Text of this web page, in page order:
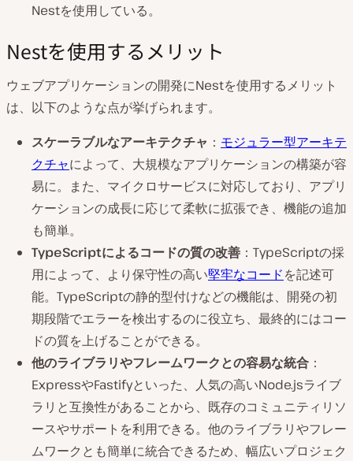
Nestを使用している。
Nestを使用するメリット
ウェブアプリケーションの開発にNestを使用するメリット
は、以下のような点が挙げられます。
スケーラブルなアーキテクチャ ： モジュラー型アーキテ
クチャによって、大規模なアプリケーションの構築が容
易に。また、マイクロサービスに対応しており、アプリ
ケーションの成長に応じて柔軟に拡張でき、機能の追加
も簡単。
TypeScriptによるコードの質の改善 ：TypeScriptの採
用によって、より保守性の高い堅牢なコードを記述可
能。TypeScriptの静的型付けなどの機能は、開発の初
期段階でエラーを検出するのに役立ち、最終的にはコー
ドの質を上げることができる。
他のライブラリやフレームワークとの容易な統合 ：
ExpressやFastifyといった、人気の高いNode.jsライブ
ラリと互換性があることから、既存のコミュニティリソ
ースやサポートを利用できる。他のライブラリやフレー
ムワークとも簡単に統合できるため、幅広いプロジェク